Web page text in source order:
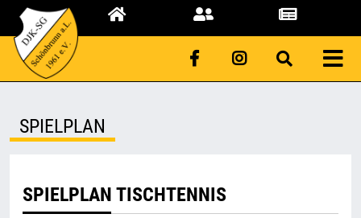
SPIELPLAN
SPIELPLAN TISCHTENNIS